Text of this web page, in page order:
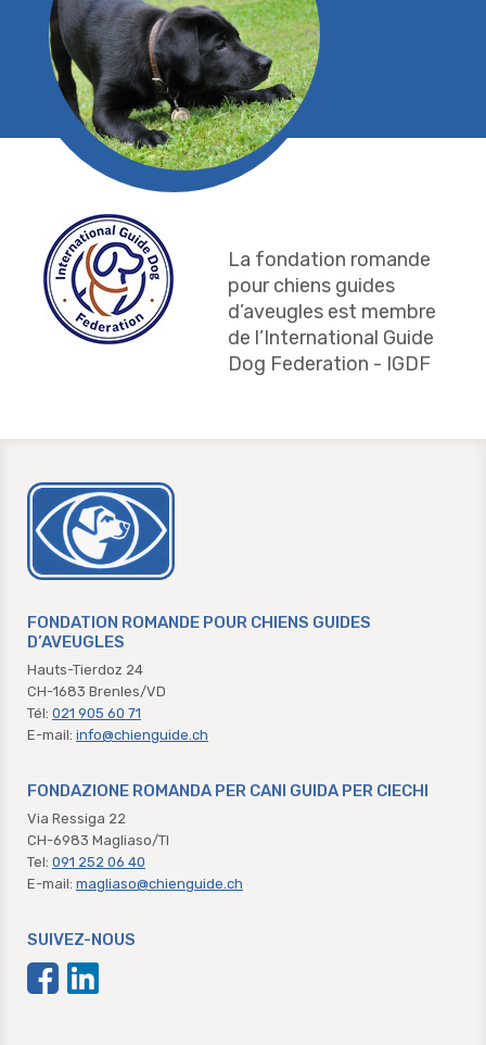
La fondation romande
pour chiens guides
d’aveugles est membre
de l’International Guide
Dog Federation - IGDF
FONDATION ROMANDE POUR CHIENS GUIDES
D’AVEUGLES
Hauts-Tierdoz 24
CH-1683 Brenles/VD
Tél: 021 905 60 71
E-mail: info@chienguide.ch
FONDAZIONE ROMANDA PER CANI GUIDA PER CIECHI
Via Ressiga 22
CH-6983 Magliaso/TI
Tel: 091 252 06 40
E-mail: magliaso@chienguide.ch
SUIVEZ-NOUS